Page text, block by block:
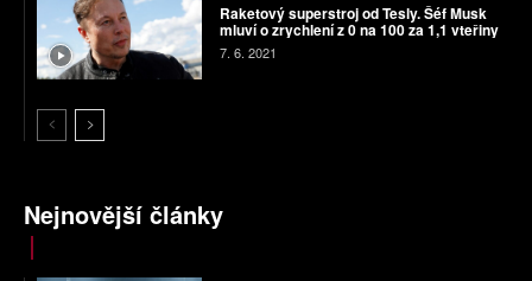
Raketový superstroj od Tesly. Šéf Musk
mluví o zrychlení z 0 na 100 za 1,1 vteřiny
7. 6. 2021
Nejnovější články